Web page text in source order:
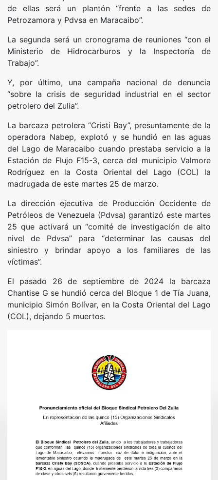
de ellas será un plantón “frente a las sedes de
Petrozamora y Pdvsa en Maracaibo”.
La segunda será un cronograma de reuniones “con el
Ministerio de Hidrocarburos y la Inspectoría de
Trabajo”.
Y, por último, una campaña nacional de denuncia
“sobre la crisis de seguridad industrial en el sector
petrolero del Zulia”.
La barcaza petrolera “Cristi Bay”, presuntamente de la
operadora Nabep, explotó y se hundió en las aguas
del Lago de Maracaibo cuando prestaba servicio a la
Estación de Flujo F15-3, cerca del municipio Valmore
Rodríguez en la Costa Oriental del Lago (COL) la
madrugada de este martes 25 de marzo.
La dirección ejecutiva de Producción Occidente de
Petróleos de Venezuela (Pdvsa) garantizó este martes
25 que activará un “comité de investigación de alto
nivel de Pdvsa” para “determinar las causas del
siniestro y brindar apoyo a los familiares de las
víctimas”.
El pasado 26 de septiembre de 2024 la barcaza
Chantise G se hundió cerca del Bloque 1 de Tía Juana,
municipio Simón Bolívar, en la Costa Oriental del Lago
(COL), dejando 5 muertos.